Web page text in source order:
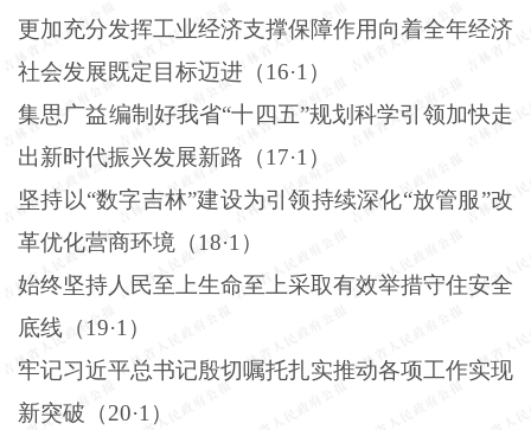
更加充分发挥工业经济支撑保障作用向着全年经济
社会发展既定目标迈进（16·1 ）
集思广益编制好我省“十四五”规划科学引领加快走
出新时代振兴发展新路（17·1 ）
坚持以“数字吉林”建设为引领持续深化“放管服”改
革优化营商环境（18·1 ）
始终坚持人民至上生命至上采取有效举措守住安全
底线（19·1 ）
牢记习近平总书记殷切嘱托扎实推动各项工作实现
新突破（20·1 ）